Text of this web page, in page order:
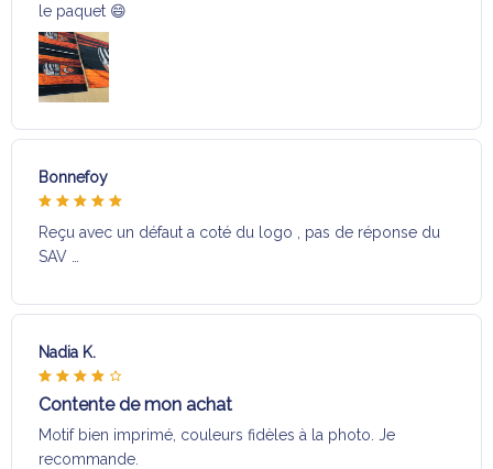
le paquet 😄
Bonnefoy
Reçu avec un défaut a coté du logo , pas de réponse du
SAV …
Nadia K.
Contente de mon achat
Motif bien imprimé, couleurs fidèles à la photo. Je
recommande.